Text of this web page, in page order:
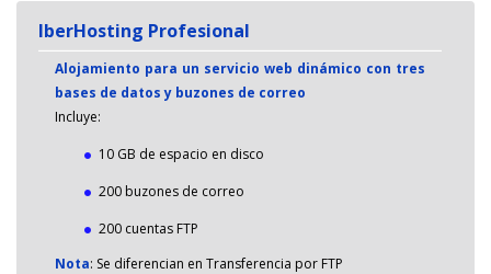
IberHosting Profesional
Alojamiento para un servicio web dinámico con tres
bases de datos y buzones de correo
Incluye:
10 GB de espacio en disco
200 buzones de correo
200 cuentas FTP
Nota: Se diferencian en Transferencia por FTP